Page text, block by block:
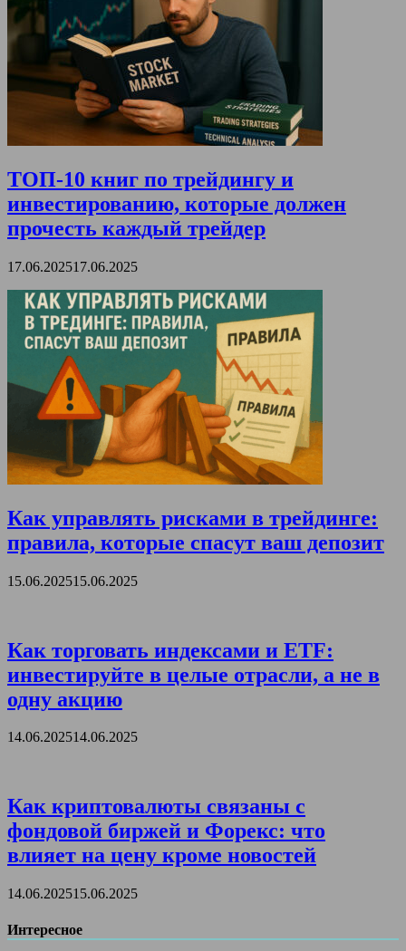
ТОП-10 книг по трейдингу и
инвестированию, которые должен
прочесть каждый трейдер
17.06.202517.06.2025
Как управлять рисками в трейдинге:
правила, которые спасут ваш депозит
15.06.202515.06.2025
Как торговать индексами и ETF:
инвестируйте в целые отрасли, а не в
одну акцию
14.06.202514.06.2025
Как криптовалюты связаны с
фондовой биржей и Форекс: что
влияет на цену кроме новостей
14.06.202515.06.2025
Интересное